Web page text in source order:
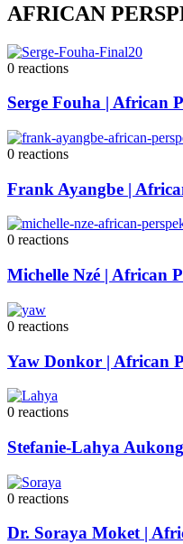
AFRICAN
0 reactions
Serge Fouha | African
0 reactions
Frank Ayangbe |
0 reactions
Michelle Nzé | African
0 reactions
Yaw Donkor | African
0 reactions
Stefanie-Lahya
0 reactions
Dr. Soraya Moket |